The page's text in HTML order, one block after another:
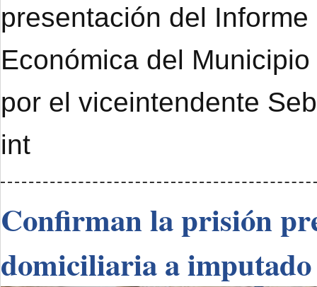
presentación del
Económica del
por el viceintendente
int
Confirman la prisión
domiciliaria a